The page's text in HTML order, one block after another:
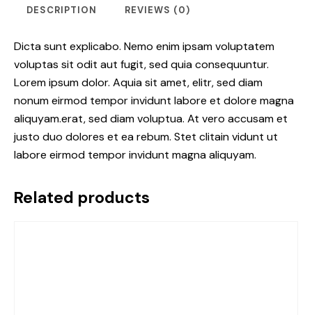
DESCRIPTION REVIEWS (0)
Dicta sunt explicabo. Nemo enim ipsam voluptatem
voluptas sit odit aut fugit, sed quia consequuntur.
Lorem ipsum dolor. Aquia sit amet, elitr, sed diam
nonum eirmod tempor invidunt labore et dolore magna
aliquyam.erat, sed diam voluptua. At vero accusam et
justo duo dolores et ea rebum. Stet clitain vidunt ut
labore eirmod tempor invidunt magna aliquyam.
Related products